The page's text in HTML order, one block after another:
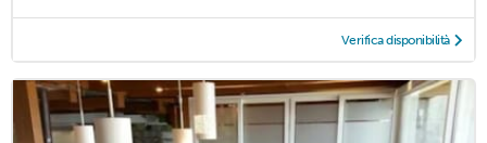
Verifica disponibilità